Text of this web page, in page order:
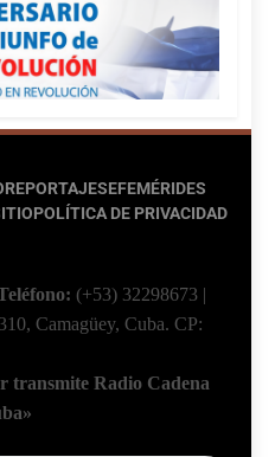
EFEMÉRIDES
POLÍTICA DE PRIVACIDAD
(+53) 32298673 |
Camagüey, Cuba. CP:
transmite Radio Cadena